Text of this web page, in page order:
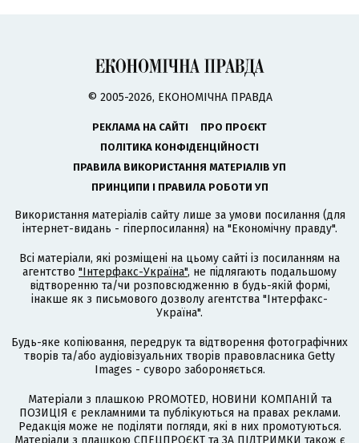
© 2005-2026, ЕКОНОМІЧНА ПРАВДА
РЕКЛАМА НА САЙТІ
ПРО ПРОЄКТ
ПОЛІТИКА КОНФІДЕНЦІЙНОСТІ
ПРАВИЛА ВИКОРИСТАННЯ МАТЕРІАЛІВ УП
ПРИНЦИПИ І ПРАВИЛА РОБОТИ УП
Використання матеріалів сайту лише за умови посилання (для
інтернет-видань - гіперпосилання) на "Економічну правду".
Всі матеріали, які розміщені на цьому сайті із посиланням на
агентство "Інтерфакс-Україна", не підлягають подальшому
відтворенню та/чи розповсюдженню в будь-якій формі,
інакше як з письмового дозволу агентства "Інтерфакс-
Україна".
Будь-яке копіювання, передрук та відтворення фотографічних
творів та/або аудіовізуальних творів правовласника Getty
Images - суворо забороняється.
Матеріали з плашкою PROMOTED, НОВИНИ КОМПАНІЙ та
ПОЗИЦІЯ є рекламними та публікуються на правах реклами.
Редакція може не поділяти погляди, які в них промотуються.